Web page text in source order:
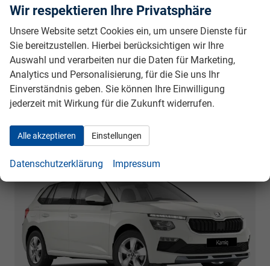
(95 PS), 999 cm³, 3 Zylinder, Schalt. 5-Gang,
Frontantrieb, Verbrennungsmotor (ICE), Benzin,
Kraftstoffverbrauch kombiniert 6,2 l/100km (WLTP), CO₂-
Emission kombiniert 141.00 g/km (WLTP), CO₂-Klasse E,
Garantieleistung: Fahrzeuggarantie vom Hersteller,
Nichtraucher-Fahrzeug, Fahrzeugnr.: 39942
Rückrufbitte absenden
PDF-Datei, Fahrzeugexposé drucken
Drucken, parken oder vergleichen
Skoda KamiqSelection BESTELLFAHRZEUG /
FREI KONFIGURIERBAR
Wir respektieren Ihre Privatsphäre
Unsere Website setzt Cookies ein, um unsere Dienste für
Sie bereitzustellen. Hierbei berücksichtigen wir Ihre
Auswahl und verarbeiten nur die Daten für Marketing,
Analytics und Personalisierung, für die Sie uns Ihr
Einverständnis geben. Sie können Ihre Einwilligung
jederzeit mit Wirkung für die Zukunft widerrufen.
Alle akzeptieren Einstellungen
Datenschutzerklärung Impressum